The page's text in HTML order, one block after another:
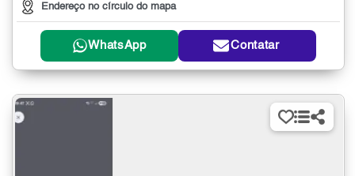
Endereço no círculo do mapa
WhatsApp Contatar